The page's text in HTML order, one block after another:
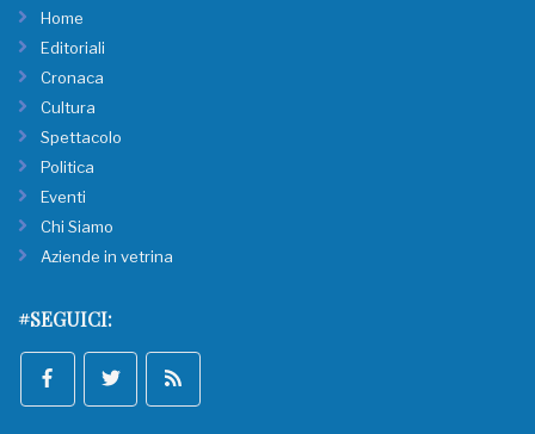
Home
Editoriali
Cronaca
Cultura
Spettacolo
Politica
Eventi
Chi Siamo
Aziende in vetrina
#SEGUICI: